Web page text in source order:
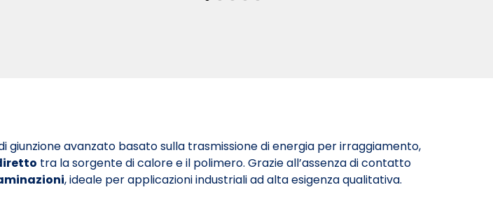
giunzione avanzato basato sulla trasmissione di energia per irraggiamento,
tra la sorgente di calore e il polimero. Grazie all’assenza di contatto
, ideale per applicazioni industriali ad alta esigenza qualitativa.